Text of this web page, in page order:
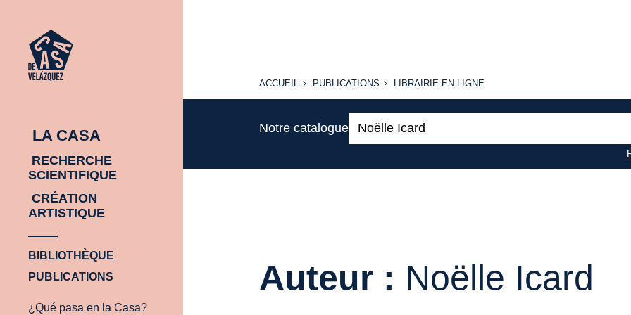
LA CASA
RECHERCHE
SCIENTIFIQUE
CRÉATION
ARTISTIQUE
BIBLIOTHÈQUE
PUBLICATIONS
¿Qué pasa en la Casa?
ACCUEIL
ACCUEIL PUBLICATIONS
PUBLICATIONS
LIBRAIRIE
LIBRAIRIE EN LIGNE
Notre catalogue:
Auteur : Noëlle Icard